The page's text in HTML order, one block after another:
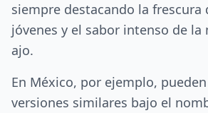
siempre destacando la frescura
jóvenes y el sabor intenso de
ajo.
En México, por ejemplo,
versiones similares bajo el